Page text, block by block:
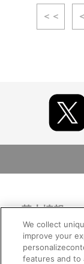
＜＜
基本情報
利用規約 特定商取引
ご利用情報
We collect
improve your
features and to